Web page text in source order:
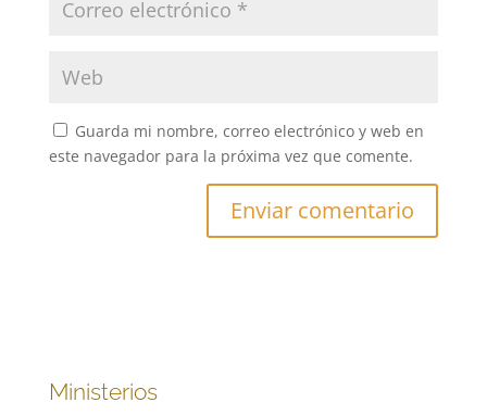
Guarda mi nombre, correo electrónico y web en
este navegador para la próxima vez que comente.
Ministerios